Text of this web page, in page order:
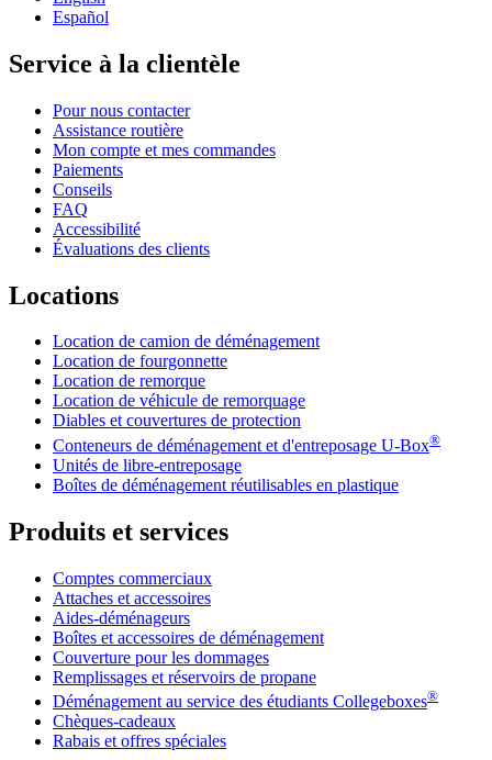
Español
Service à la clientèle
Pour nous contacter
Assistance routière
Mon compte et mes commandes
Paiements
Conseils
FAQ
Accessibilité
Évaluations des clients
Locations
Location de camion de déménagement
Location de fourgonnette
Location de remorque
Location de véhicule de remorquage
Diables et couvertures de protection
Conteneurs de déménagement et d'entreposage U-Box®
Unités de libre-entreposage
Boîtes de déménagement réutilisables en plastique
Produits et services
Comptes commerciaux
Attaches et accessoires
Aides-déménageurs
Boîtes et accessoires de déménagement
Couverture pour les dommages
Remplissages et réservoirs de propane
Déménagement au service des étudiants Collegeboxes®
Chèques-cadeaux
Rabais et offres spéciales